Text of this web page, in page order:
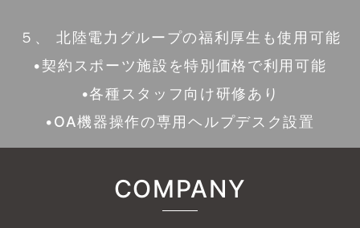
５、 北陸電力グループの福利厚生も使用可能
•契約スポーツ施設を特別価格で利用可能
•各種スタッフ向け研修あり
•OA機器操作の専用ヘルプデスク設置
COMPANY